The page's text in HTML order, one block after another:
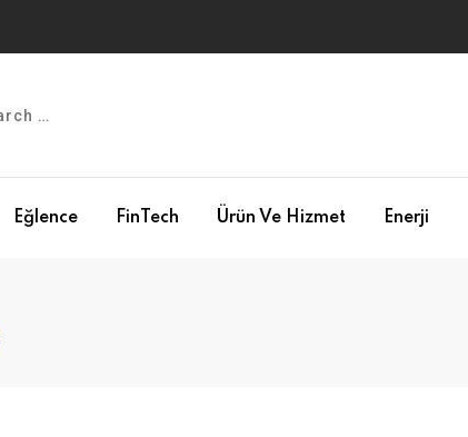
Eğlence FinTech Ürün Ve Hizmet Enerji